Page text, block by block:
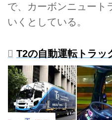
で、カーボンニュート
いくとしている。
T2の自動運転トラッ